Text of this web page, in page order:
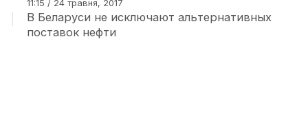
11:15 / 24 травня, 2017
В Беларуси не исключают альтернативных
поставок нефти